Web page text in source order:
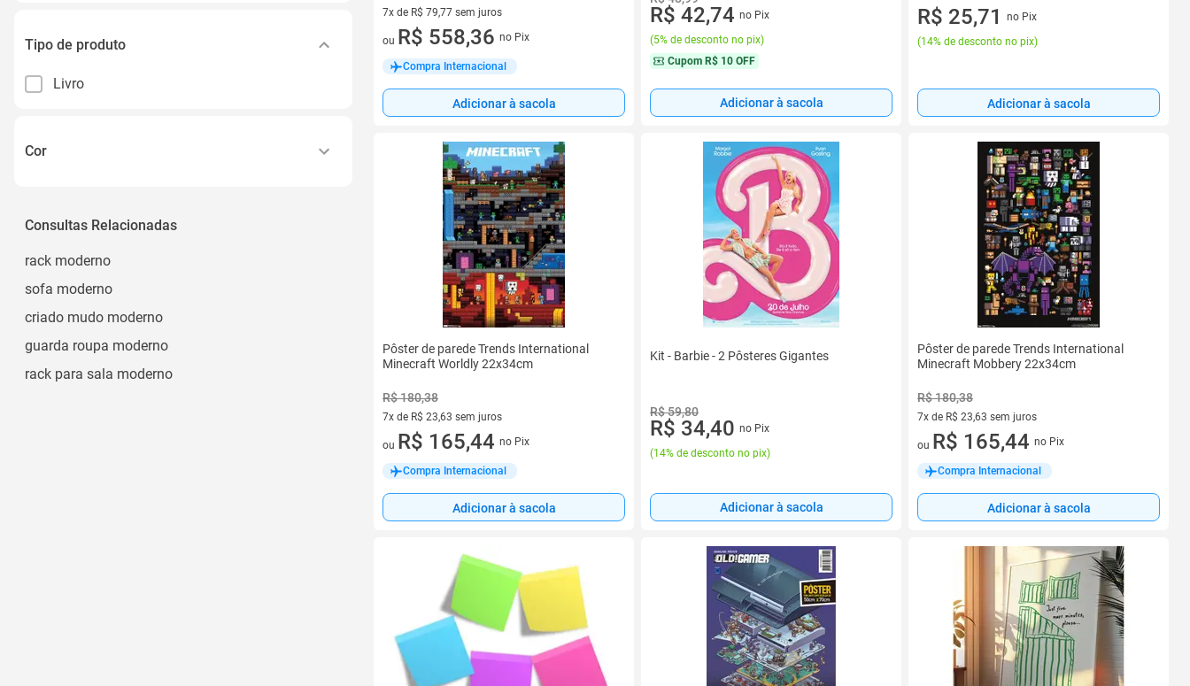
Tipo de produto
Livro
Cor
Consultas Relacionadas
rack moderno
sofa moderno
criado mudo moderno
guarda roupa moderno
rack para sala moderno
7x de R$ 79,77 sem juros
7 vez de R$ 79,77 sem juros
ou R$ 558,36 no Pix
Compra Internacional
Adicionar à sacola
R$ 42,74 no Pix
(5% de desconto no pix)
Cupom R$ 10 OFF
Adicionar à sacola
R$ 25,71
no Pix
(14% de desconto no pix)
Adicionar à sacola
Pôster de parede Trends International
Minecraft Worldly 22x34cm
R$ 180,38
7x de R$ 23,63 sem juros
7 vez de R$ 23,63 sem juros
ou R$ 165,44 no Pix
Compra Internacional
Adicionar à sacola
Kit - Barbie - 2 Pôsteres Gigantes
R$ 59,80
R$ 34,40 no Pix
(14% de desconto no pix)
Adicionar à sacola
Pôster de parede Trends International
Minecraft Mobbery 22x34cm
R$ 180,38
7x de R$ 23,63 sem juros
7 vez de R$ 23,63 sem juros
ou R$ 165,44 no Pix
Compra Internacional
Adicionar à sacola